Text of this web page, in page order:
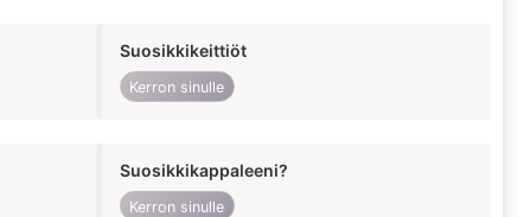
Suosikkikeittiöt
Kerron sinulle
Suosikkikappaleeni?
Kerron sinulle